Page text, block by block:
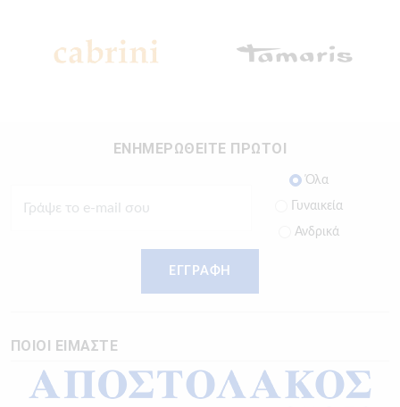
ΕΝΗΜΕΡΩΘΕΙΤΕ ΠΡΩΤΟΙ
Όλα
Γυναικεία
Ανδρικά
ΕΓΓΡΑΦΗ
ΠΟΙΟΙ ΕΙΜΑΣΤΕ